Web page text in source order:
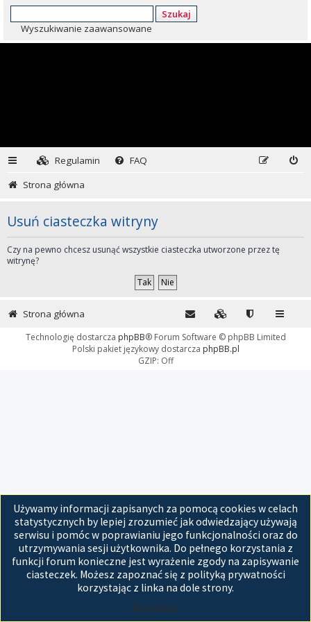
Szukaj
Wyszukiwanie zaawansowane
Regulamin
FAQ
Strona główna
Usuń ciasteczka witryny
Czy na pewno chcesz usunąć wszystkie ciasteczka utworzone przez tę
witrynę?
Używamy informacji zapisanych za pomocą cookies w celach
statystycznych by lepiej zrozumieć jak odwiedzający używają
serwisu i pomóc w poprawianiu jego funkcjonalności oraz do
utrzymywania sesji użytkownika. Do pełnego korzystania z
funkcji forum konieczne jest wyrażenie zgody na zapisywanie
ciasteczek. Możesz zapoznać się z polityką prywatności
korzystając z linka na dole strony.
Akceptuję
Strona główna
Technologię dostarcza phpBB® Forum Software © phpBB Limited
Polski pakiet językowy dostarcza phpBB.pl
GZIP: Off